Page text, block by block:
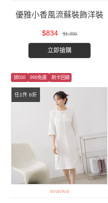
優雅小香風流蘇裝飾洋裝
$834 $1,390
立即搶購
任1件 6折
領500 999免運 刷卡回饋
evaviva